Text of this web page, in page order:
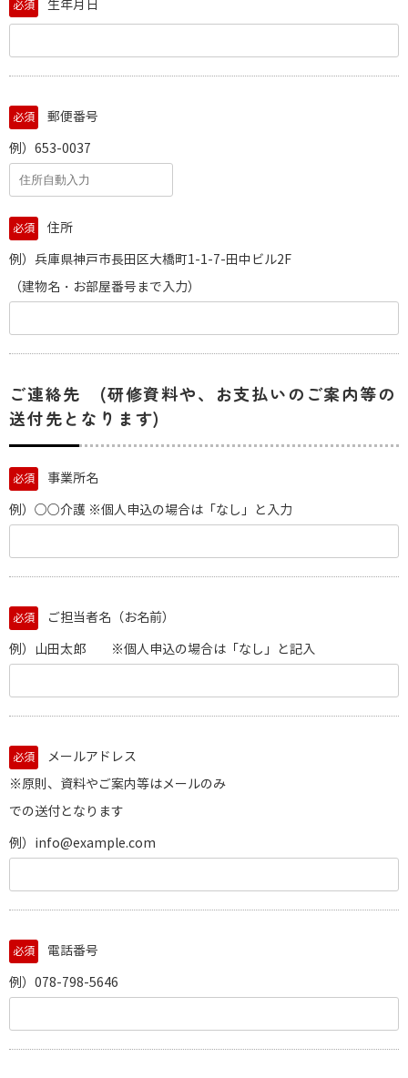
必須 生年月日
必須 郵便番号
例）653-0037
必須 住所
例）兵庫県神戸市長田区大橋町1-1-7-田中ビル2F
（建物名・お部屋番号まで入力）
ご連絡先 (研修資料や、お支払いのご案内等の
送付先となります)
必須 事業所名
例）○○介護 ※個人申込の場合は「なし」と入力
必須 ご担当者名（お名前）
例）山田太郎 ※個人申込の場合は「なし」と記入
必須
メールアドレス
※原則、資料やご案内等はメールのみ
での送付となります
例）info@example.com
必須 電話番号
例）078-798-5646